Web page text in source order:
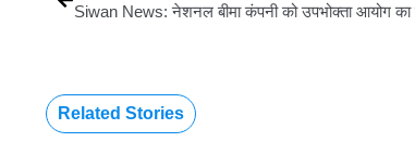
Related Stories